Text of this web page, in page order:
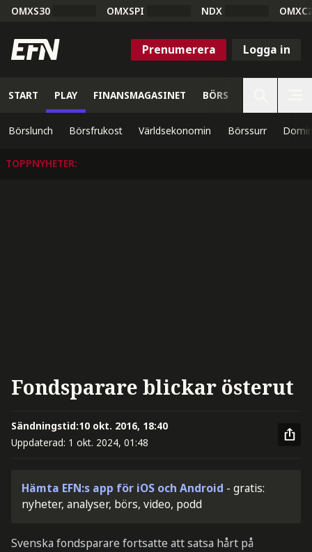
OMXS30 OMXSPI NDX
Prenumerera Logga in
START PLAY FINANSMAGASINET BÖRS
Börslunch Börsfrukost Världsekonomin Börssurr
TOPPNYHETER:
Fondsparare blickar österut
Sändningstid:10 okt. 2016, 18:40
Uppdaterad: 1 okt. 2024, 01:48
Hämta EFN:s app för iOS och Android - gratis:
nyheter, analyser, börs, video, podd
Svenska fondsparare fortsatte att satsa hårt på